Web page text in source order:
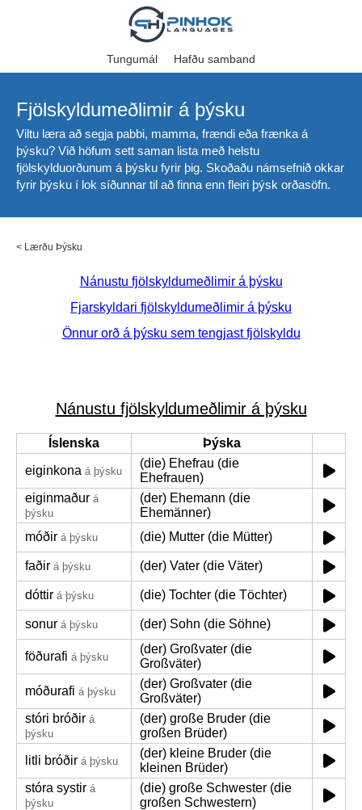
Tungumál Hafðu samband
Fjölskyldumeðlimir á þýsku
Viltu læra að segja pabbi, mamma, frændi eða frænka á
þýsku? Við höfum sett saman lista með helstu
fjölskylduorðunum á þýsku fyrir þig. Skoðaðu námsefnið okkar
fyrir þýsku í lok síðunnar til að finna enn fleiri þýsk orðasöfn.
< Lærðu Þýsku
Nánustu fjölskyldumeðlimir á þýsku
Fjarskyldari fjölskyldumeðlimir á þýsku
Önnur orð á þýsku sem tengjast fjölskyldu
Nánustu fjölskyldumeðlimir á þýsku
Íslenska
Þýska
eiginkona á þýsku
(die) Ehefrau (die
Ehefrauen)
eiginmaður á
þýsku
(der) Ehemann (die
Ehemänner)
móðir á þýsku (die) Mutter (die Mütter)
faðir á þýsku (der) Vater (die Väter)
dóttir á þýsku (die) Tochter (die Töchter)
sonur á þýsku (der) Sohn (die Söhne)
föðurafi á þýsku
(der) Großvater (die
Großväter)
móðurafi á þýsku
(der) Großvater (die
Großväter)
stóri bróðir á
þýsku
(der) große Bruder (die
großen Brüder)
litli bróðir á þýsku
(der) kleine Bruder (die
kleinen Brüder)
stóra systir á
þýsku
(die) große Schwester (die
großen Schwestern)